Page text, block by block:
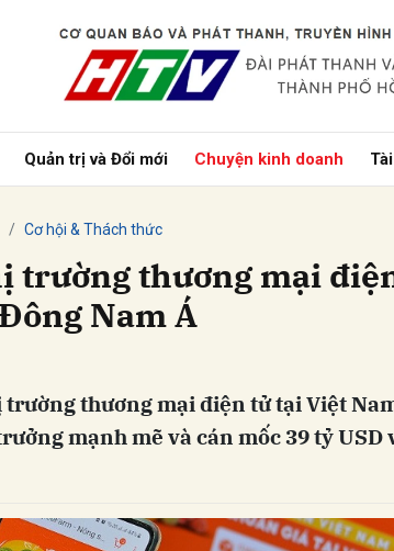
Quản trị và Đổi mới Chuyện kinh doanh
Cơ hội & Thách thức
trường thương mại
Nam Á
thương mại điện tử tại Việt
mạnh mẽ và cán mốc 39 tỷ USD